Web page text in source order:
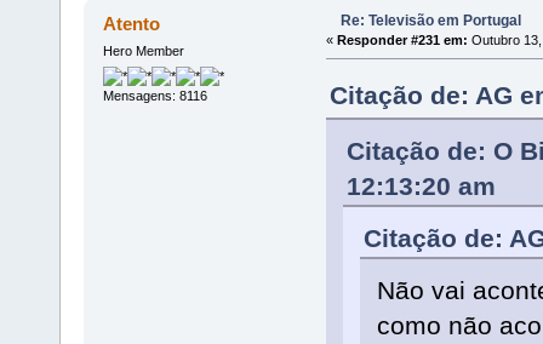
Atento
Hero Member
Mensagens: 8116
Re: Televisão em Portugal
« Responder #231 em: Outubro
Citação de: AG
Citação de: O
12:13:20 am
Citação de:
Não vai
como não